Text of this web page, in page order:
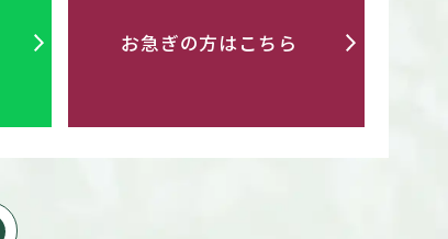
お急ぎの方はこちら